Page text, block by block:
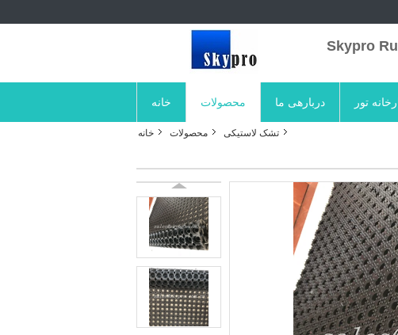
خانه محصولات دربارهی ما تور
خانه محصولات تشک لاستیکی